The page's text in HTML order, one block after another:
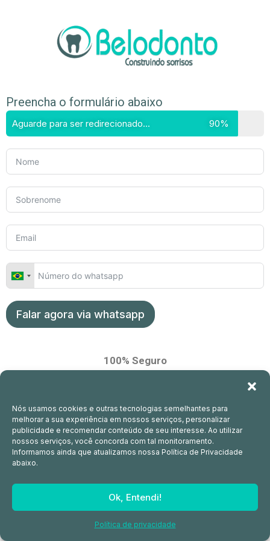
Nós usamos cookies e outras tecnologias semelhantes para
melhorar a sua experiência em nossos serviços, personalizar
publicidade e recomendar conteúdo de seu interesse. Ao utilizar
nossos serviços, você concorda com tal monitoramento.
Informamos ainda que atualizamos nossa Política de Privacidade
abaixo.
Ok, Entendi!
Política de privacidade
Preencha o formulário abaixo
Aguarde para ser redirecionado... 90%
Falar agora via whatsapp
100% Seguro